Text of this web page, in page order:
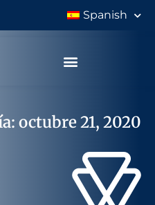
Spanish
octubre 21, 2020